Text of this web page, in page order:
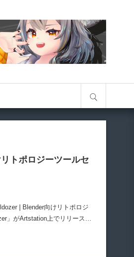
トポロジーツールセ
| Blender向けリトポロジ
」がArtstation上でリリースさ